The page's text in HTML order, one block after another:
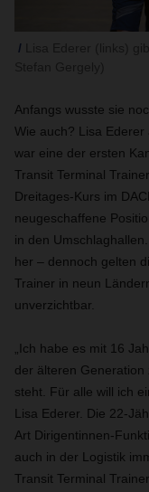
Anfangs wusste sie
Wie auch? Lisa Ederer
war eine der ersten
Transit Terminal
Dreitages-Kurs im
neugeschaffene
in den
her – dennoch gelten
Trainer in neun
unverzichtbar.
„Ich habe es mit 16
der älteren
steht. Für alle will ich
Lisa Ederer. Die 22-
Art Dirigentinnen-
auch in der Logistik
Transit Terminal